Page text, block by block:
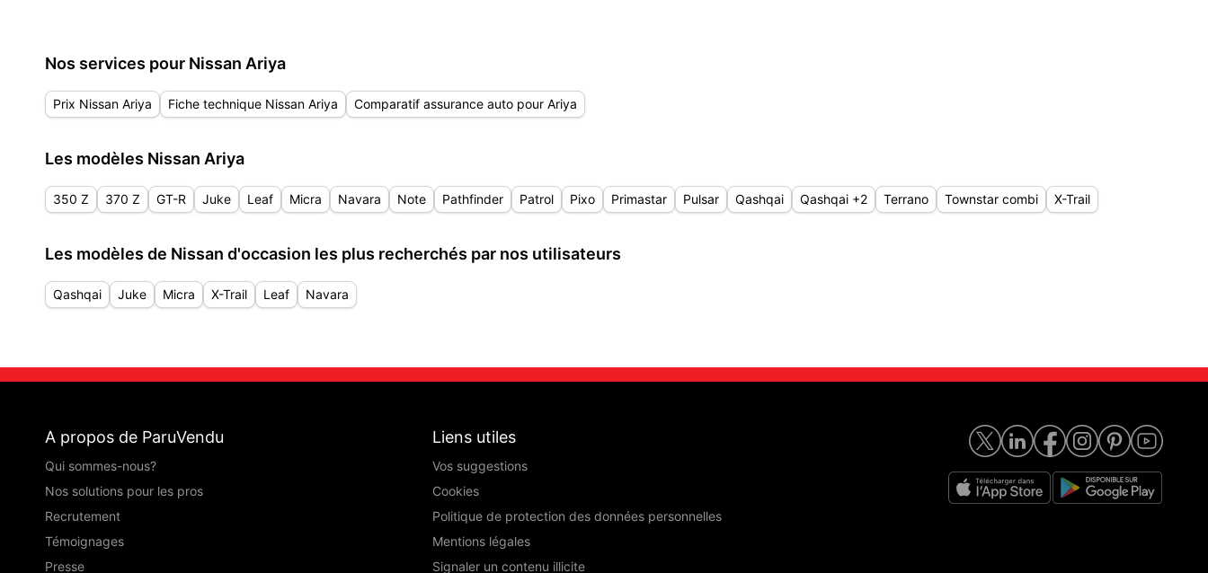
Nos services pour Nissan Ariya
Prix Nissan Ariya Fiche technique Nissan Ariya Comparatif assurance auto pour Ariya
Les modèles Nissan Ariya
350 Z 370 Z GT-R Juke Leaf Micra Navara Note Pathfinder Patrol Pixo Primastar Pulsar Qashqai Qashqai +2 Terrano Townstar combi X-Trail
Les modèles de Nissan d'occasion les plus recherchés par nos utilisateurs
Qashqai Juke Micra X-Trail Leaf Navara
A propos de ParuVendu
Qui sommes-nous?
Nos solutions pour les pros
Recrutement
Témoignages
Presse
Liens utiles
Vos suggestions
Cookies
Politique de protection des données personnelles
Mentions légales
Signaler un contenu illicite